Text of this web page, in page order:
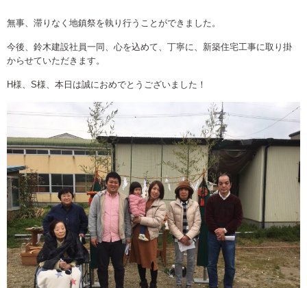
無事、滞りなく地鎮祭を執り行うことができました。
今後、鈴木建設社員一同、心を込めて、丁寧に、新築住宅工事に取り掛
からせていただきます。
H様、S様、本日は誠におめでとうございました！